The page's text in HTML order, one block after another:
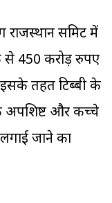
राजस्थान समिट में
से 450 करोड़ रुपए
इसके तहत टिब्बी के
अपशिष्ट और कच्चे
जाने का